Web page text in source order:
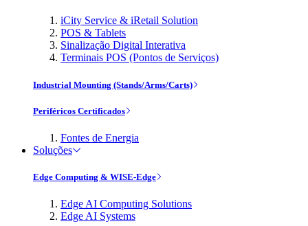
iCity Service & iRetail Solution
POS & Tablets
Sinalização Digital Interativa
Terminais POS (Pontos de Serviços)
Industrial Mounting (Stands/Arms/Carts)
Periféricos Certificados
Fontes de Energia
Soluções
Edge Computing & WISE-Edge
Edge AI Computing Solutions
Edge AI Systems